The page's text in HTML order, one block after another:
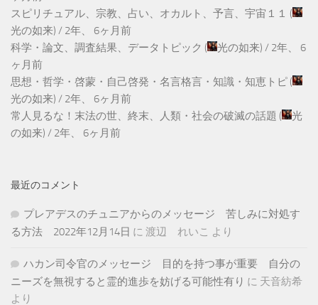
スピリチュアル、宗教、占い、オカルト、予言、宇宙１１ (
光の如来) / 2年、 6ヶ月前
科学・論文、調査結果、データトピック ( 光の如来) / 2年、 6
ヶ月前
思想・哲学・啓蒙・自己啓発・名言格言・知識・知恵トピ (
光の如来) / 2年、 6ヶ月前
常人見るな！末法の世、終末、人類・社会の破滅の話題 (
光
の如来) / 2年、 6ヶ月前
最近のコメント
プレアデスのチュニアからのメッセージ 苦しみに対処す
る方法 2022年12月14日 に 渡辺 れいこ より
ハカン司令官のメッセージ 目的を持つ事が重要 自分の
ニーズを無視すると霊的進歩を妨げる可能性有り に 天音紡希
より